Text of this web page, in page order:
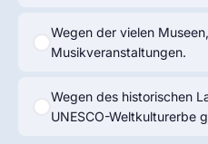
Wegen der vielen
Musikveranstaltungen.
Wegen des historischen
UNESCO-Weltkulturerbe